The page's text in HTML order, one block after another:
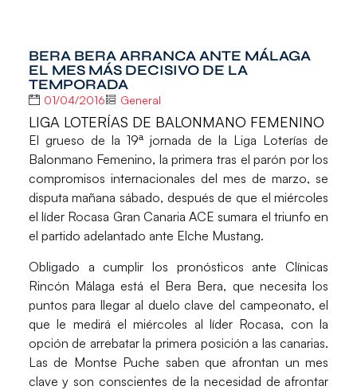
BERA BERA ARRANCA ANTE MÁLAGA
EL MES MÁS DECISIVO DE LA
TEMPORADA
01/04/2016 General
LIGA LOTERÍAS DE BALONMANO FEMENINO
El grueso de la 19ª jornada de la Liga Loterías de
Balonmano Femenino, la primera tras el parón por los
compromisos internacionales del mes de marzo, se
disputa mañana sábado, después de que el miércoles
el líder Rocasa Gran Canaria ACE sumara el triunfo en
el partido adelantado ante Elche Mustang.
Obligado a cumplir los pronósticos anteClínicas
Rincón Málaga está el Bera Bera, que necesita los
puntos para llegar al duelo clave del campeonato, el
que le medirá el miércoles al líder Rocasa, con la
opción de arrebatar la primera posición a las canarias.
Las de Montse Puche saben que afrontan un mes
clave y son conscientes de la necesidad de afrontar